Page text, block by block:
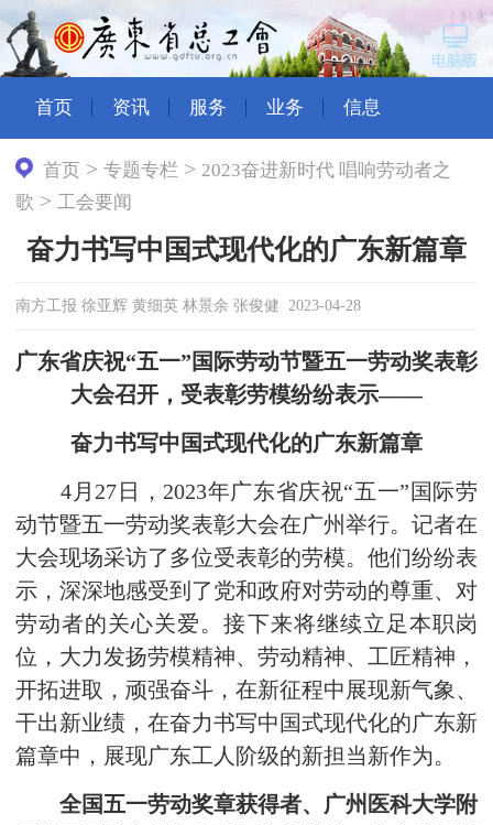
首页 资讯 服务 业务 信息
首页 >专题专栏 > 2023奋进新时代 唱响劳动者之
歌 > 工会要闻
奋力书写中国式现代化的广东新篇章
南方工报 徐亚辉 黄细英 林景余 张俊健 2023-04-28
广东省庆祝“五一”国际劳动节暨五一劳动奖表彰
大会召开，受表彰劳模纷纷表示——
奋力书写中国式现代化的广东新篇章
4月27日，2023年广东省庆祝“五一”国际劳
动节暨五一劳动奖表彰大会在广州举行。记者在
大会现场采访了多位受表彰的劳模。他们纷纷表
示，深深地感受到了党和政府对劳动的尊重、对
劳动者的关心关爱。接下来将继续立足本职岗
位，大力发扬劳模精神、劳动精神、工匠精神，
开拓进取，顽强奋斗，在新征程中展现新气象、
干出新业绩，在奋力书写中国式现代化的广东新
篇章中，展现广东工人阶级的新担当新作为。
全国五一劳动奖章获得者、广州医科大学附